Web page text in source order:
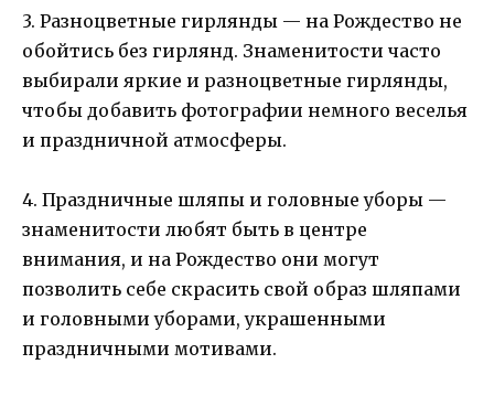
3. Разноцветные гирлянды — на Рождество не
обойтись без гирлянд. Знаменитости часто
выбирали яркие и разноцветные гирлянды,
чтобы добавить фотографии немного веселья
и праздничной атмосферы.
4. Праздничные шляпы и головные уборы —
знаменитости любят быть в центре
внимания, и на Рождество они могут
позволить себе скрасить свой образ шляпами
и головными уборами, украшенными
праздничными мотивами.